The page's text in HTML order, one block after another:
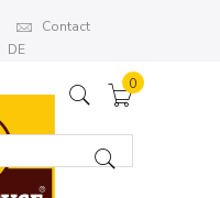
Contact
DE